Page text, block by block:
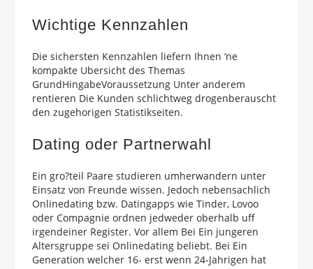
Wichtige Kennzahlen
Die sichersten Kennzahlen liefern Ihnen ‘ne
kompakte Ubersicht des Themas
GrundHingabeVoraussetzung Unter anderem
rentieren Die Kunden schlichtweg drogenberauscht
den zugehorigen Statistikseiten.
Dating oder Partnerwahl
Ein gro?teil Paare studieren umherwandern unter
Einsatz von Freunde wissen. Jedoch nebensachlich
Onlinedating bzw. Datingapps wie Tinder, Lovoo
oder Compagnie ordnen jedweder oberhalb uff
irgendeiner Register. Vor allem Bei Ein jungeren
Altersgruppe sei Onlinedating beliebt. Bei Ein
Generation welcher 16- erst wenn 24-Jahrigen hat